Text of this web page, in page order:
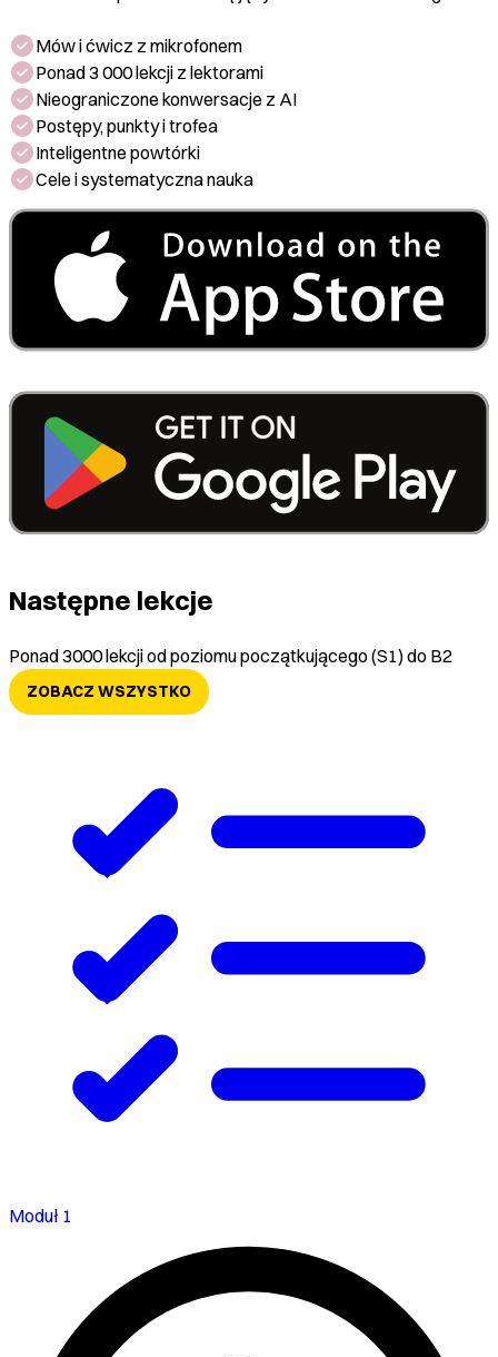
Mów i ćwicz z mikrofonem
Ponad 3 000 lekcji z lektorami
Nieograniczone konwersacje z AI
Postępy, punkty i trofea
Inteligentne powtórki
Cele i systematyczna nauka
Następne lekcje
Ponad 3000 lekcji od poziomu początkującego (S1) do B2
ZOBACZ WSZYSTKO
Moduł 1